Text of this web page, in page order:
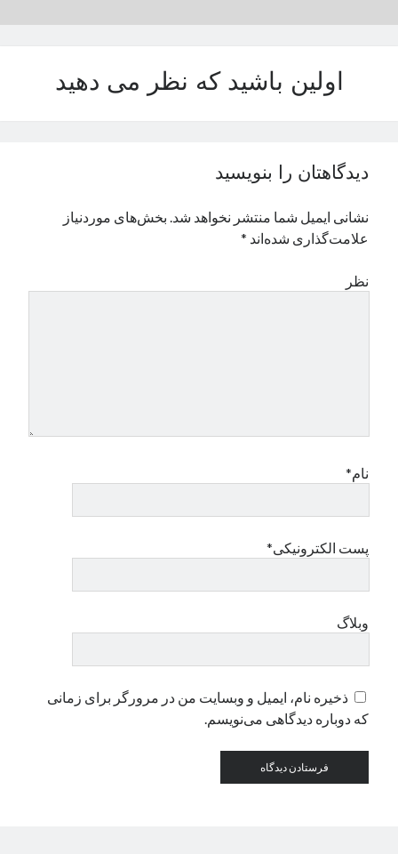
اولین باشید که نظر می دهید
دیدگاهتان را بنویسید
نشانی ایمیل شما منتشر نخواهد شد. بخش‌های موردنیاز
علامت‌گذاری شده‌اند *
نظر
نام*
پست الکترونیکی*
وبلاگ
ذخیره نام، ایمیل و وبسایت من در مرورگر برای زمانی
که دوباره دیدگاهی می‌نویسم.